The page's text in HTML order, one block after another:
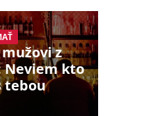
z
Neviem kto
tebou